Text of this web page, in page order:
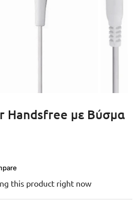
Handsfree με Βύσμα
this product right now